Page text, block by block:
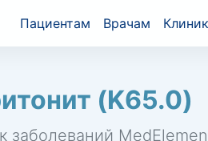
Пациентам Врачам
(K65.0)
заболеваний